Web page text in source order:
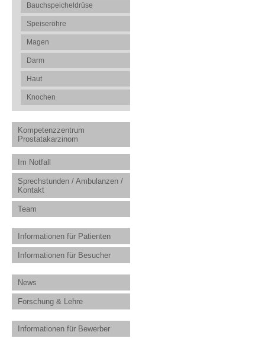
Bauchspeicheldrüse
Speiseröhre
Magen
Darm
Haut
Knochen
Kompetenzzentrum
Prostatakarzinom
Im Notfall
Sprechstunden / Ambulanzen /
Kontakt
Team
Informationen für Patienten
Informationen für Besucher
News
Forschung & Lehre
Informationen für Bewerber